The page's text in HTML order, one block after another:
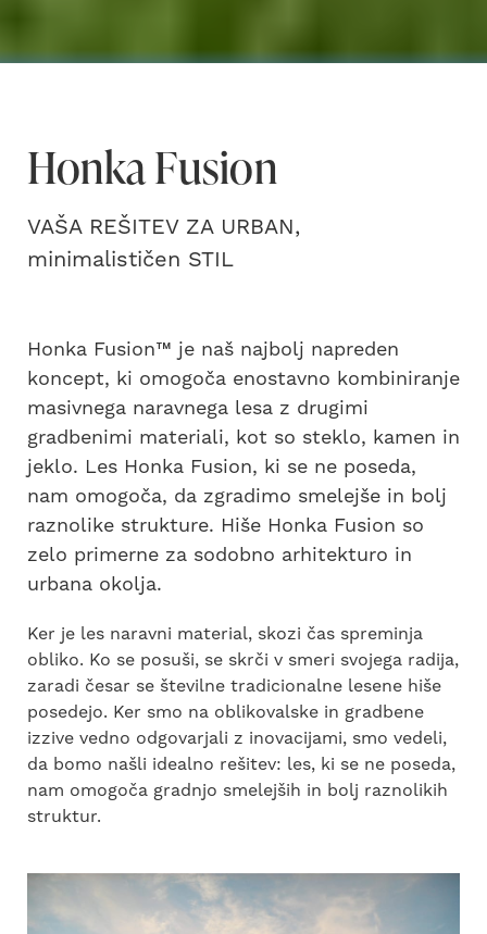
Honka Fusion
VAŠA REŠITEV ZA URBAN,
minimalističen STIL
Honka Fusion™ je naš najbolj napreden
koncept, ki omogoča enostavno kombiniranje
masivnega naravnega lesa z drugimi
gradbenimi materiali, kot so steklo, kamen in
jeklo. Les Honka Fusion, ki se ne poseda,
nam omogoča, da zgradimo smelejše in bolj
raznolike strukture. Hiše Honka Fusion so
zelo primerne za sodobno arhitekturo in
urbana okolja.
Ker je les naravni material, skozi čas spreminja
obliko. Ko se posuši, se skrči v smeri svojega radija,
zaradi česar se številne tradicionalne lesene hiše
posedejo. Ker smo na oblikovalske in gradbene
izzive vedno odgovarjali z inovacijami, smo vedeli,
da bomo našli idealno rešitev: les, ki se ne poseda,
nam omogoča gradnjo smelejših in bolj raznolikih
struktur.